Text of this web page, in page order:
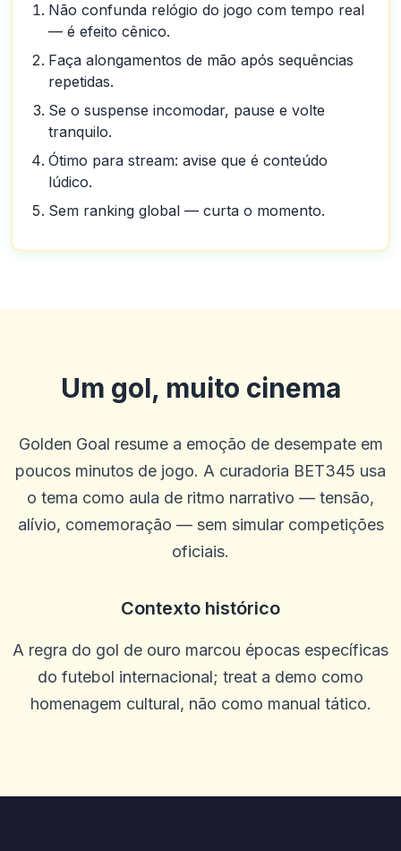
Não confunda relógio do jogo com tempo real
— é efeito cênico.
Faça alongamentos de mão após sequências
repetidas.
Se o suspense incomodar, pause e volte
tranquilo.
Ótimo para stream: avise que é conteúdo
lúdico.
Sem ranking global — curta o momento.
Um gol, muito cinema
Golden Goal resume a emoção de desempate em
poucos minutos de jogo. A curadoria BET345 usa
o tema como aula de ritmo narrativo — tensão,
alívio, comemoração — sem simular competições
oficiais.
Contexto histórico
A regra do gol de ouro marcou épocas específicas
do futebol internacional; treat a demo como
homenagem cultural, não como manual tático.
B
Bob Mahan
Ótimo livro. Não mudaria nada
0 0
Annie Spencer
m
2025-10-10 03:34:36
Gosto de todos os incentivos gratuitos que você dá, faz valer a
pena! Obrigado!
0 0
0 0